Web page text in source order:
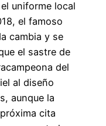
uniforme local
el famoso
cambia y se
el sastre de
del
al diseño
aunque la
cita